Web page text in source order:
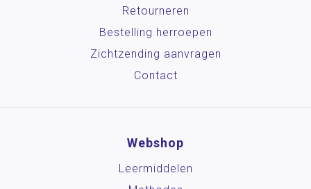
Retourneren
Bestelling herroepen
Zichtzending aanvragen
Contact
Webshop
Leermiddelen